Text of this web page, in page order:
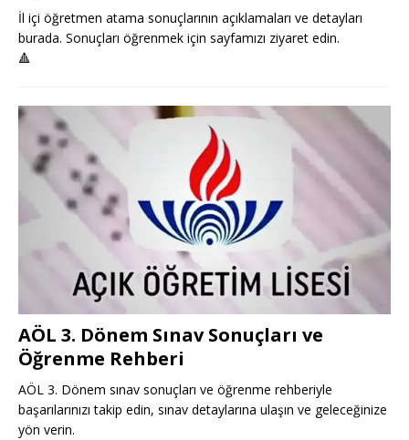
İl içi öğretmen atama sonuçlarının açıklamaları ve detayları
burada. Sonuçları öğrenmek için sayfamızı ziyaret edin.
🔺
AÖL 3. Dönem Sınav Sonuçları ve
Öğrenme Rehberi
AÖL 3. Dönem sınav sonuçları ve öğrenme rehberiyle
başarılarınızı takip edin, sınav detaylarına ulaşın ve geleceğinize
yön verin.